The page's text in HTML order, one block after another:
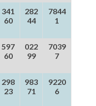
341
60
282
44
7844
1
597
60
022
99
7039
7
298
23
983
71
9220
6